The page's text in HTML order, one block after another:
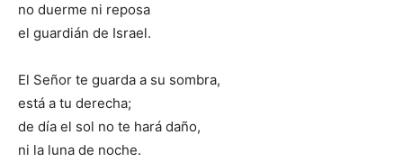
no duerme ni reposa
el guardián de Israel.
El Señor te guarda a su sombra,
está a tu derecha;
de día el sol no te hará daño,
ni la luna de noche.